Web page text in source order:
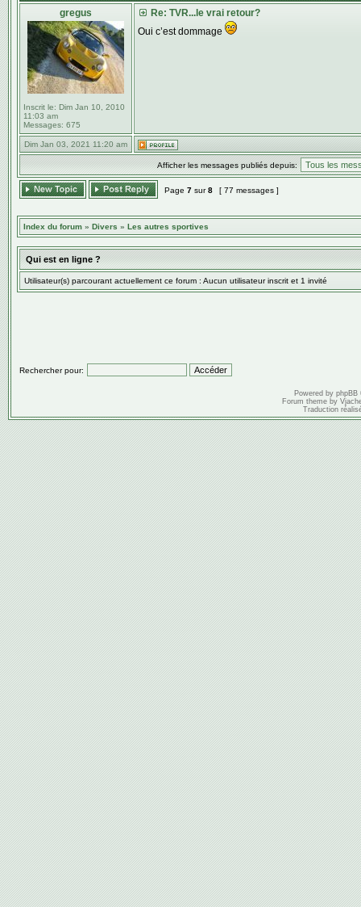
gregus
Inscrit le: Dim Jan 10, 2010
11:03 am
Messages: 675
Re: TVR...le vrai retour?
Oui c’est dommage
Dim Jan 03, 2021 11:20 am
Afficher les messages publiés depuis:
Page 7 sur8 [ 77 messages ]
Index du forum » Divers » Les autres sportives
Qui est en ligne ?
Utilisateur(s) parcourant actuellement ce forum : Aucun utilisateur inscrit et 1 invité
Rechercher pour:
Powered by phpBB
Forum theme by
Traduction